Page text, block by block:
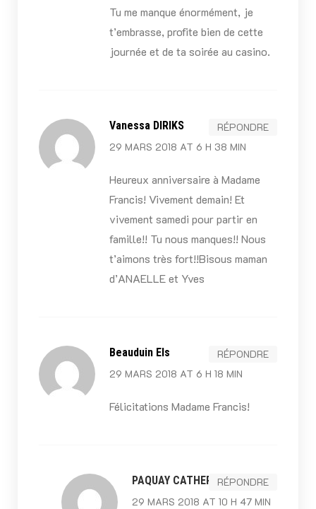
Tu me manque énormément, je
t’embrasse, profite bien de cette
journée et de ta soirée au casino.
Vanessa DIRIKS
29 MARS 2018 AT 6 H 38 MIN
RÉPONDRE
Heureux anniversaire à Madame
Francis! Vivement demain! Et
vivement samedi pour partir en
famille!! Tu nous manques!! Nous
t’aimons très fort!!Bisous maman
d’ANAELLE et Yves
Beauduin Els
29 MARS 2018 AT 6 H 18 MIN
RÉPONDRE
Félicitations Madame Francis!
PAQUAY CATHERINE
29 MARS 2018 AT 10 H 47 MIN
RÉPONDRE